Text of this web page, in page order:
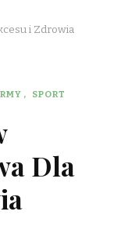
i Zdrowia
SPORT
Dla